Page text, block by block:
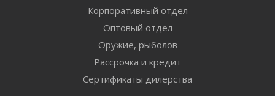
Корпоративный отдел
Оптовый отдел
Оружие, рыболов
Рассрочка и кредит
Сертификаты дилерства